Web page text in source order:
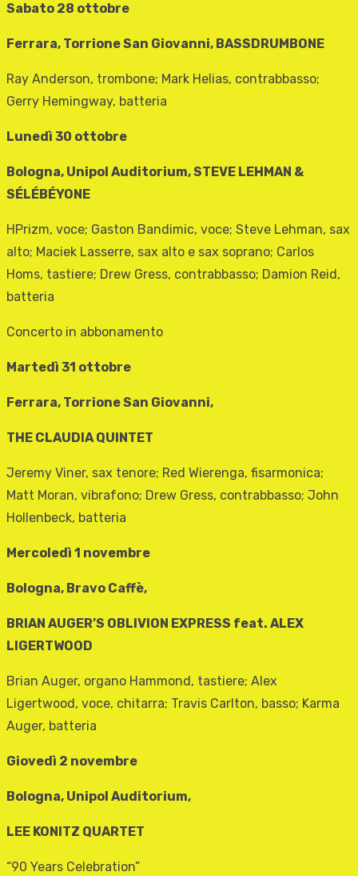
Sabato 28 ottobre
Ferrara, Torrione San Giovanni, BASSDRUMBONE
Ray Anderson, trombone; Mark Helias, contrabbasso;
Gerry Hemingway, batteria
Lunedì 30 ottobre
Bologna, Unipol Auditorium, STEVE LEHMAN &
SÉLÉBÉYONE
HPrizm, voce; Gaston Bandimic, voce; Steve Lehman, sax
alto; Maciek Lasserre, sax alto e sax soprano; Carlos
Homs, tastiere; Drew Gress, contrabbasso; Damion Reid,
batteria
Concerto in abbonamento
Martedì 31 ottobre
Ferrara, Torrione San Giovanni,
THE CLAUDIA QUINTET
Jeremy Viner, sax tenore; Red Wierenga, fisarmonica;
Matt Moran, vibrafono; Drew Gress, contrabbasso; John
Hollenbeck, batteria
Mercoledì 1 novembre
Bologna, Bravo Caffè,
BRIAN AUGER’S OBLIVION EXPRESS feat. ALEX
LIGERTWOOD
Brian Auger, organo Hammond, tastiere; Alex
Ligertwood, voce, chitarra; Travis Carlton, basso; Karma
Auger, batteria
Giovedì 2 novembre
Bologna, Unipol Auditorium,
LEE KONITZ QUARTET
“90 Years Celebration”